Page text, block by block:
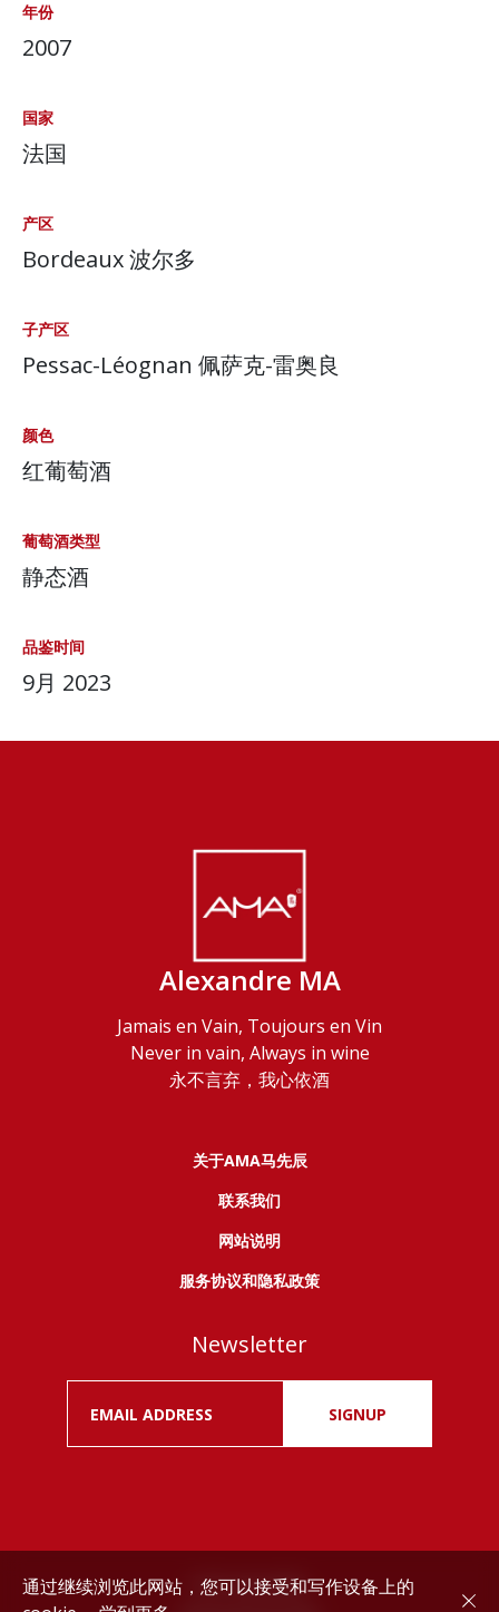
年份
2007
国家
法国
产区
Bordeaux 波尔多
子产区
Pessac-Léognan 佩萨克-雷奥良
颜色
红葡萄酒
葡萄酒类型
静态酒
品鉴时间
9月 2023
Alexandre MA
Jamais en Vain, Toujours en Vin
Never in vain, Always in wine
永不言弃，我心依酒
关于AMA马先辰
联系我们
网站说明
服务协议和隐私政策
Newsletter
SIGNUP
Drink responsibly.
通过继续浏览此网站，您可以接受和写作设备上的